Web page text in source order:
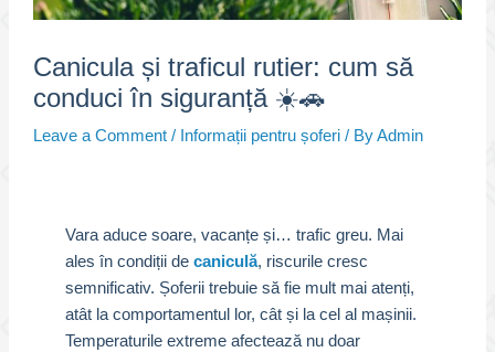
Canicula și traficul rutier: cum să
conduci în siguranță ☀️🚗
Leave a Comment / Informații pentru șoferi/ ByAdmin
Vara aduce soare, vacanțe și… trafic greu. Mai
ales în condiții de caniculă, riscurile cresc
semnificativ. Șoferii trebuie să fie mult mai atenți,
atât la comportamentul lor, cât și la cel al mașinii.
Temperaturile extreme afectează nu doar